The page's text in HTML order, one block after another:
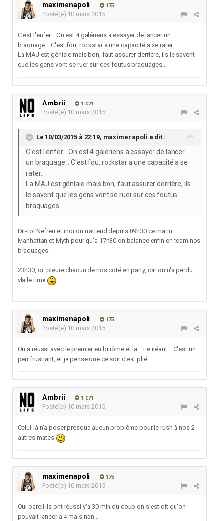
maximenapoli 175
Posté(e) 10 mars 2015
C'est l'enfer... On est 4 galériens a essayer de lancer un
braquage... C'est fou, rockstar a une capacité a se rater...
La MAJ est géniale mais bon, faut assurer derrière, ils le savent
que les gens vont se ruer sur ces foutus braquages...
Ambrii 1 071
Posté(e) 10 mars 2015
Le 10/03/2015 à 22:19, maximenapoli a dit :
C'est l'enfer... On est 4 galériens a essayer de lancer
un braquage... C'est fou, rockstar a une capacité a se
rater...
La MAJ est géniale mais bon, faut assurer derrière, ils
le savent que les gens vont se ruer sur ces foutus
braquages...
Dit-toi Nefren et moi on n'attend depuis 09h30 ce matin
Manhattan et Myth pour qu'a 17h30 on balance enfin en team nos
braquages.
23h30, on pleure chacun de nos coté en party, car on n'a perdu
vla le time
maximenapoli 175
Posté(e) 10 mars 2015
On a réussi avec le premier en binôme et la... Le néant... C'est un
peu frustrant, et je pense que ce soir c'est plié...
Ambrii 1 071
Posté(e) 10 mars 2015
Celui-là n'a poser presque aucun problème pour le rush à nos 2
autres mates
maximenapoli 175
Posté(e) 10 mars 2015
Oui pareil ils ont réussi y'a 30 min du coup on s'est dit qu'on
pouvait lancer a 4 mais non...